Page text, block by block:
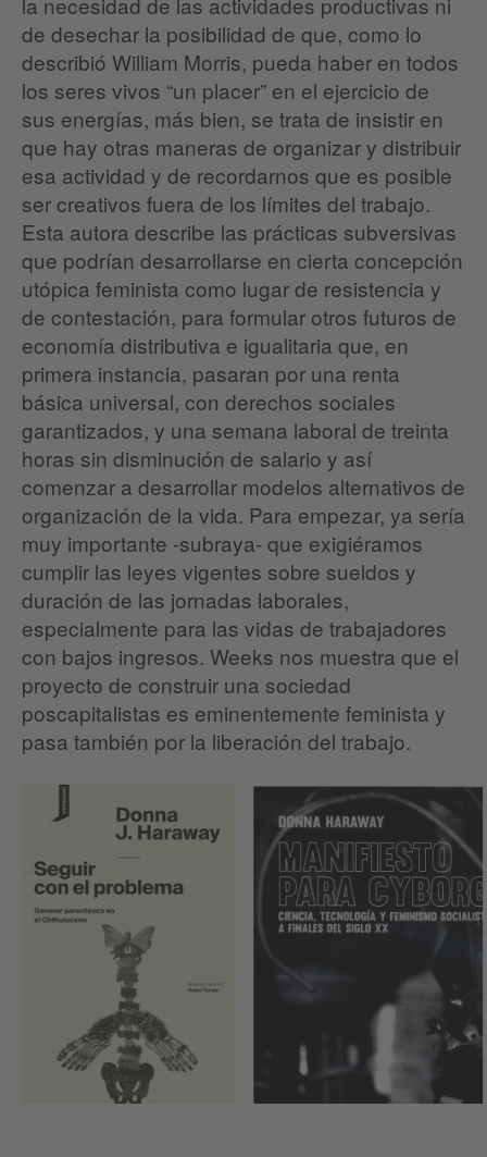
de desechar la posibilidad de que, como lo
describió William Morris, pueda haber en todos
los seres vivos “un placer” en el ejercicio de
sus energías, más bien, se trata de insistir en
que hay otras maneras de organizar y distribuir
esa actividad y de recordarnos que es posible
ser creativos fuera de los límites del trabajo.
Esta autora describe las prácticas subversivas
que podrían desarrollarse en cierta concepción
utópica feminista como lugar de resistencia y
de contestación, para formular otros futuros de
economía distributiva e igualitaria que, en
primera instancia, pasaran por una renta
básica universal, con derechos sociales
garantizados, y una semana laboral de treinta
horas sin disminución de salario y así
comenzar a desarrollar modelos alternativos de
organización de la vida. Para empezar, ya sería
muy importante -subraya- que exigiéramos
cumplir las leyes vigentes sobre sueldos y
duración de las jornadas laborales,
especialmente para las vidas de trabajadores
con bajos ingresos. Weeks nos muestra que el
proyecto de construir una sociedad
poscapitalistas es eminentemente feminista y
pasa también por la liberación del trabajo.